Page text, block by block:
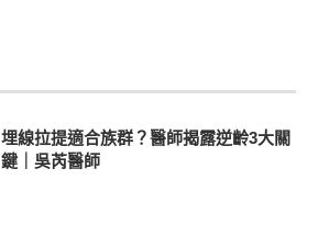
埋線拉提適合族群？醫師揭露逆齡3大關
鍵｜吳芮醫師